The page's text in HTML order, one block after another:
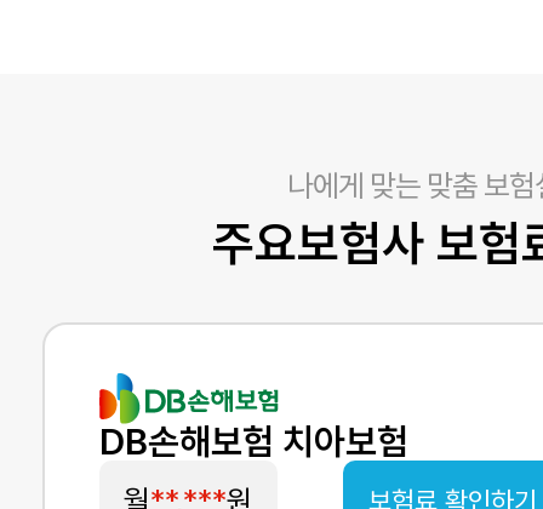
나에게 맞는 맞춤 보험
주요보험사 보험
DB손해보험 치아보험
월**,***원 보험료 확인하기